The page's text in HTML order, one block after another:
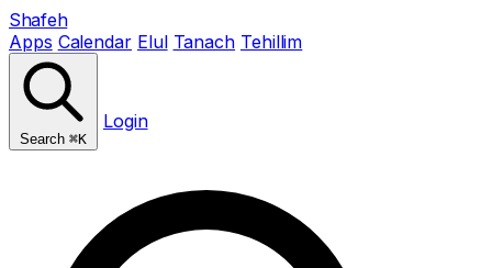
Shafeh
Apps Calendar Elul Tanach Tehillim
Search ⌘K
Login